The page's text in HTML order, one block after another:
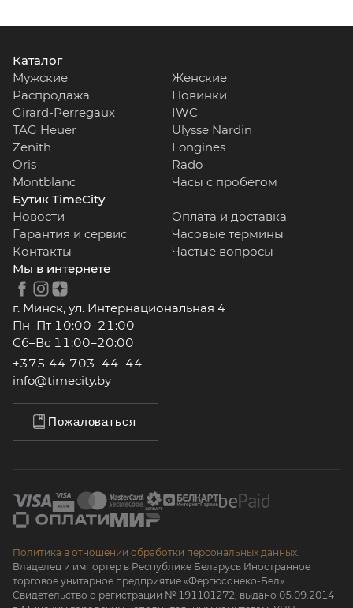
Каталог
Мужские
Женские
Распродажа
Новинки
Girard-Perregaux
IWC
TAG Heuer
Ulysse Nardin
Zenith
Longines
Oris
Rado
Montblanc
Часы с пробегом
Бутик TimeCity
Новости
Оплата и доставка
Гарантия и сервис
Часовые термины
Контакты
Частые вопросы
Мы в интернете
г. Минск, ул. Интернациональная 4
Пн–Пт 10:00–21:00
Сб–Вс 11:00–20:00
+375 44 703–44–44
info@timecity.by
Пожаловаться
Политика в отношении обработки персональных данных.
Владелец и импортер в Республике Беларусь Иностранное
торговое унитарное предприятие «Фергюсонеко-Бел».
Свидетельство о регистрации № 191101272, выдано 05.09.2014